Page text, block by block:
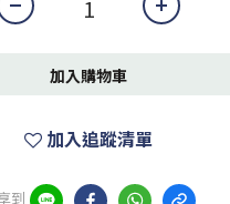
加入購物車
加入追蹤清單
到